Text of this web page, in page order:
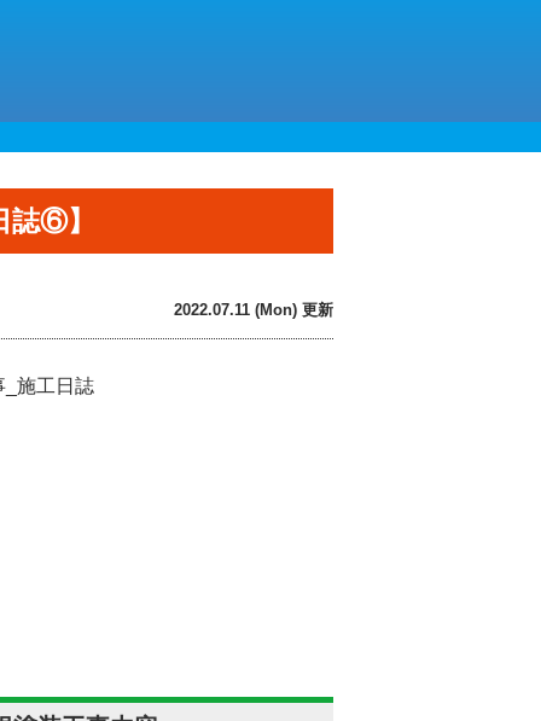
誌⑥】
2022.07.11 (Mon) 更新